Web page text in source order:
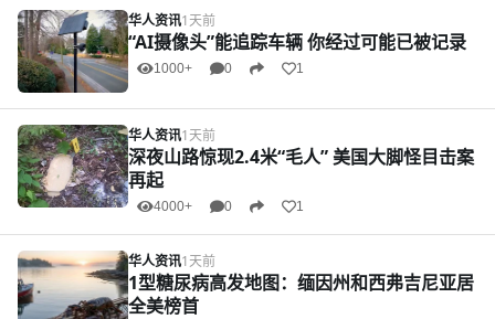
华人资讯1天前
“AI摄像头”能追踪车辆 你经过可能已被记录
1000+ 0 1
华人资讯1天前
深夜山路惊现2.4米“毛人” 美国大脚怪目击案
再起
4000+ 0 1
华人资讯1天前
1型糖尿病高发地图：缅因州和西弗吉尼亚居
全美榜首